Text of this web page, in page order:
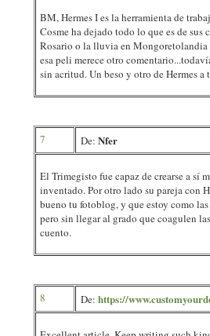
BM, Hermes I es la herramienta de
Cosme ha dejado todo lo que es de
Rosario o la lluvia en Mongoretolandia
esa peli merece otro
sin acritud. Un beso y otro de Hermes a
7 De: Nfer
El Trimegisto fue capaz de crearse a sí
inventado. Por otro lado su pareja con
bueno tu fotoblog, y que estoy como
pero sin llegar al grado que coagulen
cuento.
8 De: https://